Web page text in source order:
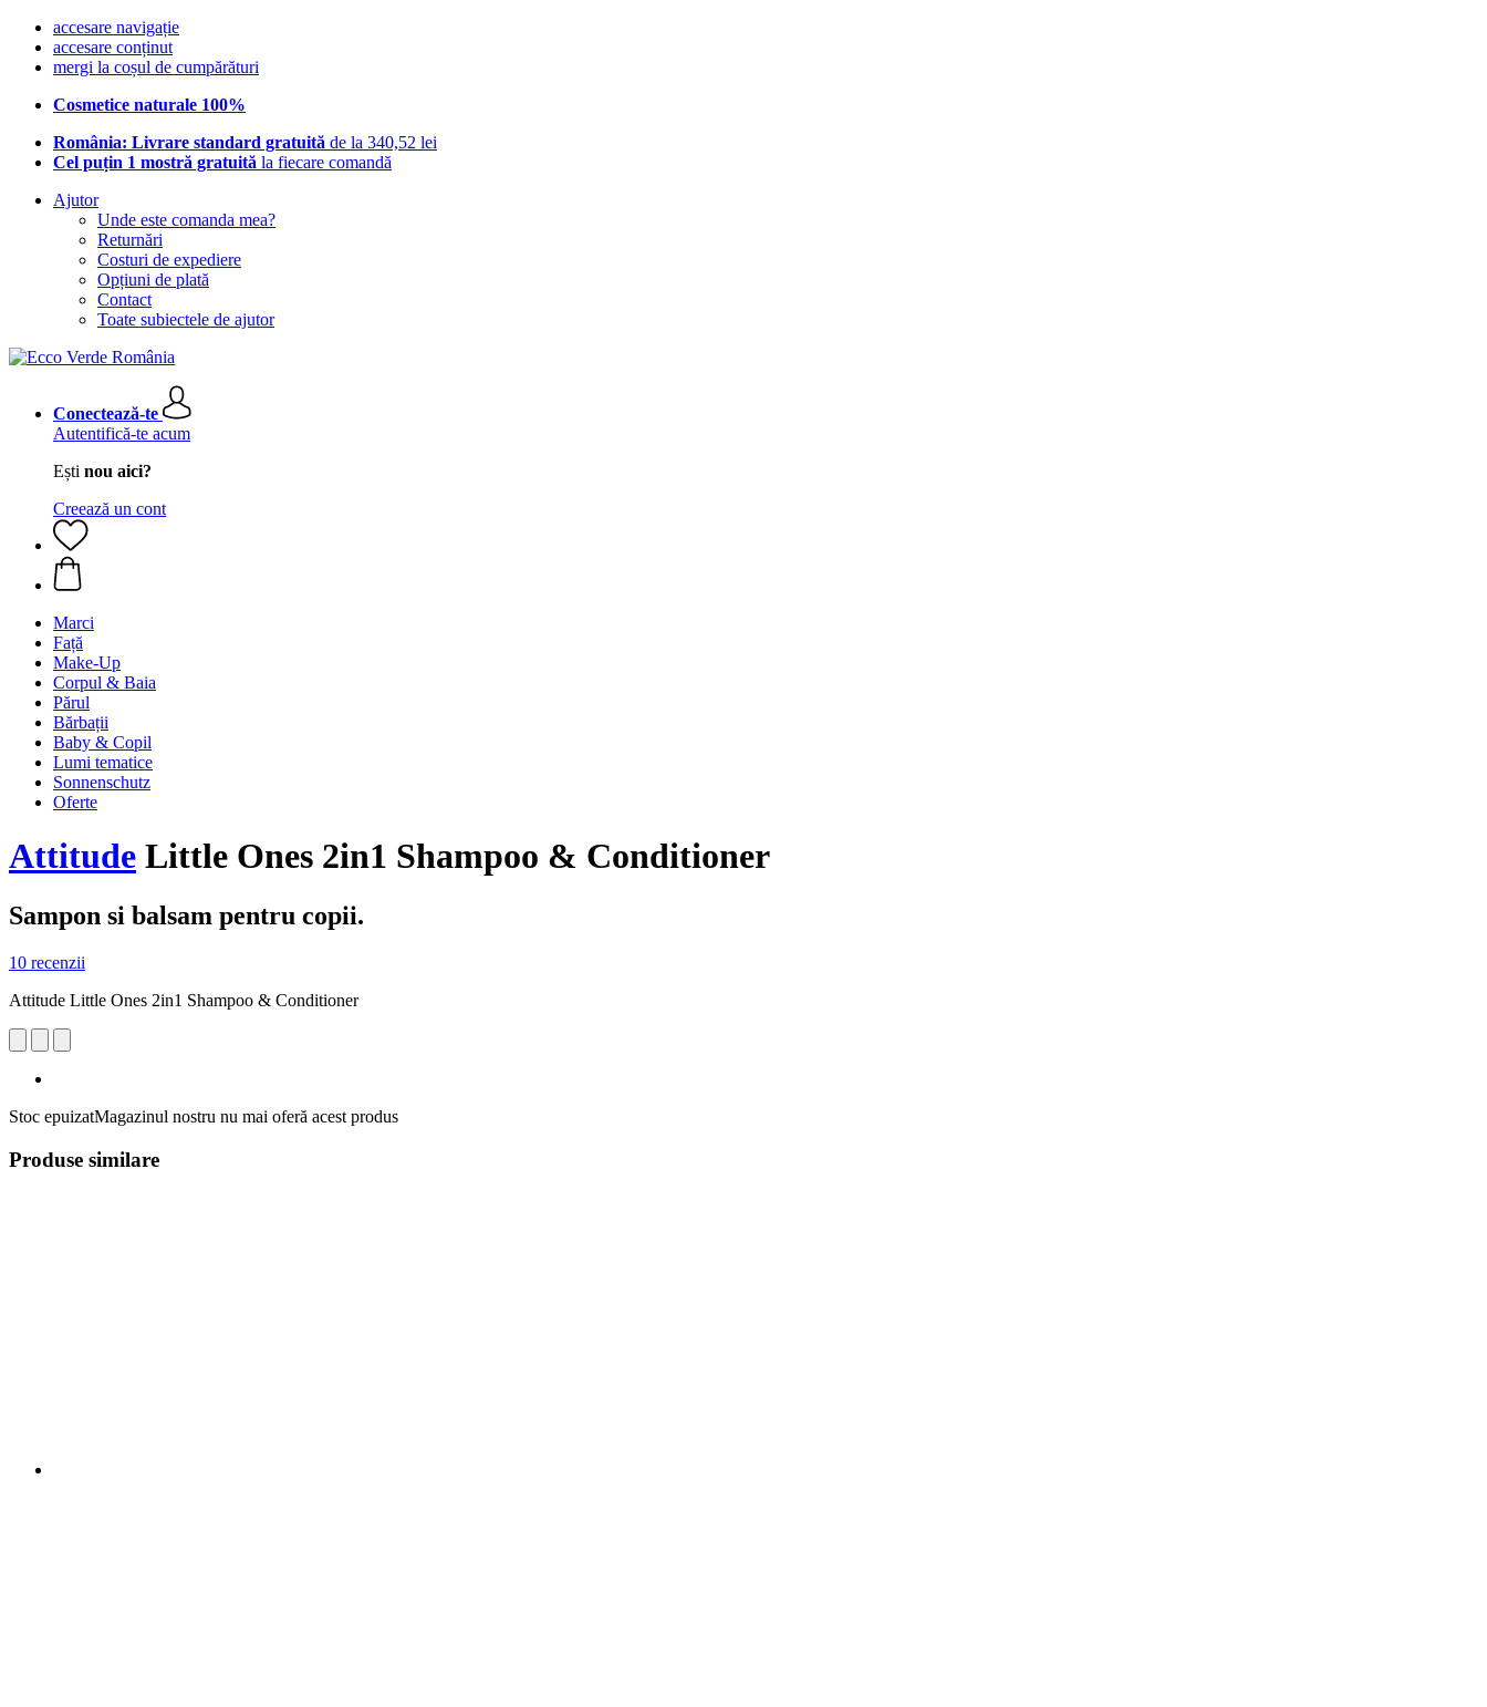
accesare navigație
accesare conținut
mergi la coșul de cumpărături
Cosmetice naturale 100%
România: Livrare standard gratuită de la 340,52 lei
Cel puțin 1 mostră gratuită la fiecare comandă
Ajutor
Unde este comanda mea?
Returnări
Costuri de expediere
Opțiuni de plată
Contact
Toate subiectele de ajutor
Conectează-te
Autentifică-te acum
Ești nou aici?
Creează un cont
Marci
Față
Make-Up
Corpul & Baia
Părul
Bărbații
Baby & Copil
Lumi tematice
Sonnenschutz
Oferte
Attitude Little Ones 2in1 Shampoo & Conditioner
Sampon si balsam pentru copii.
10 recenzii
Attitude Little Ones 2in1 Shampoo & Conditioner
Stoc epuizatMagazinul nostru nu mai oferă acest produs
Produse similare